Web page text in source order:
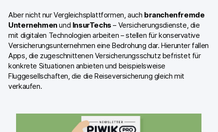
Aber nicht nur Vergleichsplattformen, auch branchenfremde
Unternehmenund InsurTechs – Versicherungsdienste, die
mit digitalen Technologien arbeiten – stellen für konservative
Versicherungsunternehmen eine Bedrohung dar. Hierunter fallen
Apps, die zugeschnittenen Versicherungsschutz befristet für
konkrete Situationen anbieten und beispielsweise
Fluggesellschaften, die die Reiseversicherung gleich mit
verkaufen.